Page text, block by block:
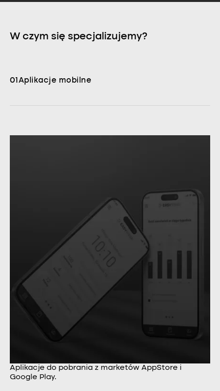
W czym się specjalizujemy?
01 Aplikacje mobilne
Aplikacje do pobrania z marketów AppStore i
Google Play.